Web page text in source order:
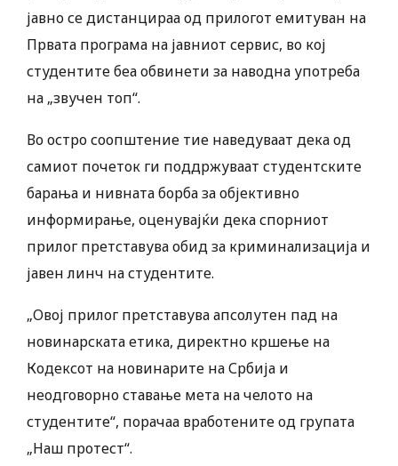
јавно се дистанцираа од прилогот емитуван на
Првата програма на јавниот сервис, во кој
студентите беа обвинети за наводна употреба
на „звучен топ“.
Во остро соопштение тие наведуваат дека од
самиот почеток ги поддржуваат студентските
барања и нивната борба за објективно
информирање, оценувајќи дека спорниот
прилог претставува обид за криминализација и
јавен линч на студентите.
„Овој прилог претставува апсолутен пад на
новинарската етика, директно кршење на
Кодексот на новинарите на Србија и
неодговорно ставање мета на челото на
студентите“, порачаа вработените од групата
„Наш протест“.